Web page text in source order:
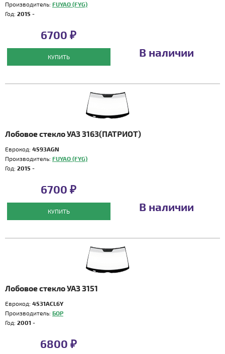
Производитель: FUYAO (FYG)
Год: 2015 -
6700 ₽
КУПИТЬ В наличии
Лобовое стекло УАЗ 3163(ПАТРИОТ)
Еврокод: 4593AGN
Производитель: FUYAO (FYG)
Год: 2015 -
6700 ₽
КУПИТЬ В наличии
Лобовое стекло УАЗ 3151
Еврокод: 4531ACL6Y
Производитель: БОР
Год: 2001 -
6800 ₽